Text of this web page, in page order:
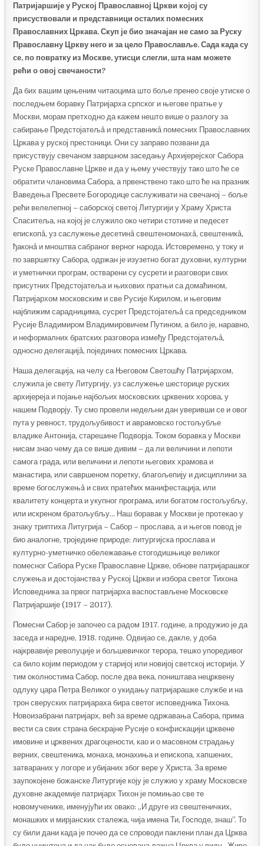
Патријаршије у Руској Православној Цркви којој су
присуствовали и представници осталих помесних
Православних Цркава. Скуп је био значајан не само за Руску
Православну Цркву него и за цело Православље. Сада када су
се, по повратку из Москве, утисци слегли, шта нам можете
рећи о овој свечаности?
Да бих вашим цењеним читаоцима што боље пренео своје утиске о
последњем боравку Патријарха српског и његове пратње у
Москви, морам претходно да кажем нешто више о разлогу за
сабирање Предстојатељâ и представникâ помесних Православних
Цркава у руској престоници. Они су заправо позвани да
присуствују свечаном завршном заседању Архијерејског Сабора
Руске Православне Цркве и да у њему учествују тако што ће се
обратити члановима Сабора, а првенствено тако што ће на празник
Ваведења Пресвете Богородице саслуживати на свечаној – боље
рећи велелепној – саборској светој Литургији у Храму Христа
Спаситеља, на којој је служило око четири стотине и педесет
епископâ, уз саслужење десетинâ свештеномонахâ, свештеникâ,
ђаконâ и мноштва сабраног верног народа. Истовремено, у току и
по завршетку Сабора, одржан је изузетно богат духовни, културни
и уметнички програм, остварени су сусрети и разговори свих
присутних Предстојатеља и њихових пратњи са домаћином,
Патријархом московским и све Русије Кирилом, и његовим
најближим сарадницима, сусрет Предстојатељâ са председником
Русије Владимиром Владимировичем Путином, а било је, наравно,
и неформалних братских разговора између Предстојатељâ,
односно делегацијâ, појединих помесних Цркава.
Наша делегација, на челу са Његовом Светошћу Патријархом,
служила је свету Литургију, уз саслужење шесторице руских
архијереја и појање најбољих московских црквених хорова, у
нашем Подворју. Ту смо провели недељни дан уверивши се и овог
пута у ревност, трудољубивост и аврамовско гостољубље
владике Антонија, старешине Подворја. Током боравка у Москви
нисам знао чему да се више дивим – да ли величини и лепоти
самога града, или величини и лепоти његових храмова и
манастира, или савршеном поретку, благољепију и дисциплини за
време богослужењâ и свих пратећих манифестација, или
квалитету концерта и укупног програма, или богатом гостољубљу,
или искреном братољубљу… Наш боравак у Москви је протекао у
знаку триптиха Литугрија – Сабор – прослава, а и његов повод је
био аналогне, троједине природе: литургијска прослава и
културно-уметничко обележавање стогодишњице великог
помесног Сабора Руске Православне Цркве, обнове патријарашког
служења и достојанства у Руској Цркви и избора светог Тихона
Исповедника за првог патријарха васпостављене Московске
Патријаршије (1917 – 2017).
Помесни Сабор је започео са радом 1917. године, а продужио је да
заседа и наредне, 1918. године. Одвијао се, дакле, у доба
најкрвавије револуције и бољшевичког терора, тешко упоредивог
са било којим периодом у старијој или новијој светској историји. У
тим околностима Сабор, после два века, поништава нецрквену
одлуку цара Петра Великог о укидању патријарашке службе и на
трон сверуских патријараха бира светог исповедника Тихона.
Новоизабрани патријарх, већ за време одржавања Сабора, прима
вести са свих страна бескрајне Русије о конфискацији црквене
имовине и црквених драгоцености, као и о масовном страдању
верних, свештеника, монаха, монахиња и епископа, хапшених,
затвараних у логоре и убијаних због вере у Христа. За време
заупокојене божанске Литургије коју је служио у храму Московске
духовне академије патријарх Тихон је помињао све те
новомученике, именујући их овако: „И друге из свештеничких,
монашких и мирјанских сталежа, чија имена Ти, Господе, знаш”. То
су били дани када је почео да се спроводи паклени план да Црква